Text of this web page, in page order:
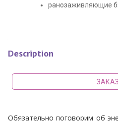
ранозаживляющие
Description
Обязательно поговорим об